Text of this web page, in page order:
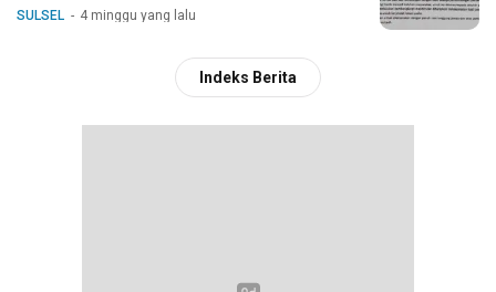
SULSEL 4 minggu yang lalu
Indeks Berita